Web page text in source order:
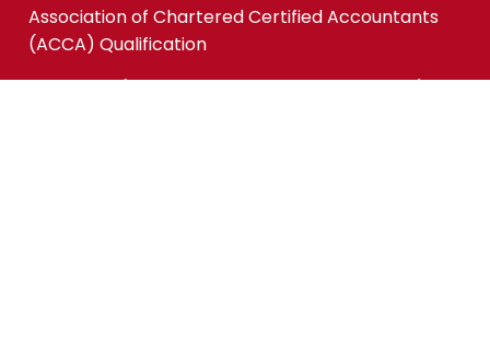
Association of Chartered Certified Accountants
(ACCA) Qualification